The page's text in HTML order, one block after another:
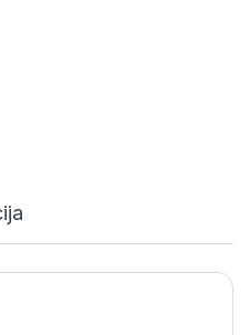
2xGU10 baštenska lampa